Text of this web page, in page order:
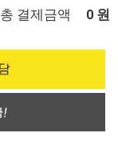
총 결제금액 0 원